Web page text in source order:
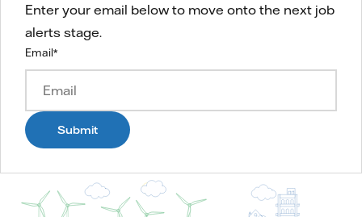
Enter your email below to move onto the next job
alerts stage.
Email*
Submit